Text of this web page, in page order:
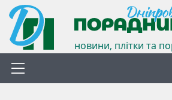
новини, плітки та